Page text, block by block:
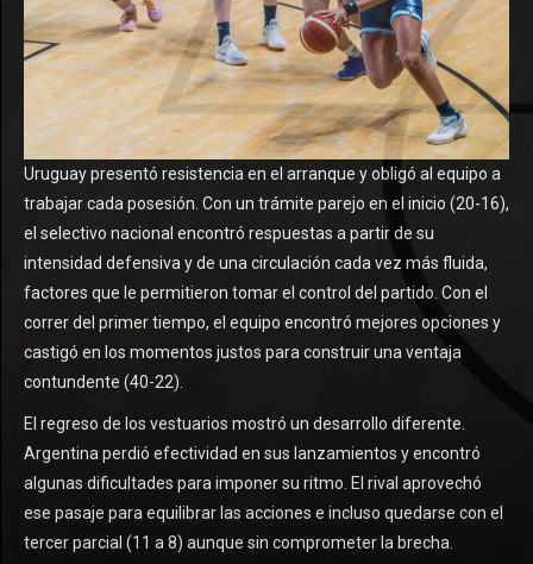
Uruguay presentó resistencia en el arranque y obligó al equipo a
trabajar cada posesión. Con un trámite parejo en el inicio (20-16),
el selectivo nacional encontró respuestas a partir de su
intensidad defensiva y de una circulación cada vez más fluida,
factores que le permitieron tomar el control del partido. Con el
correr del primer tiempo, el equipo encontró mejores opciones y
castigó en los momentos justos para construir una ventaja
contundente (40-22).
El regreso de los vestuarios mostró un desarrollo diferente.
Argentina perdió efectividad en sus lanzamientos y encontró
algunas dificultades para imponer su ritmo. El rival aprovechó
ese pasaje para equilibrar las acciones e incluso quedarse con el
tercer parcial (11 a 8) aunque sin comprometer la brecha.